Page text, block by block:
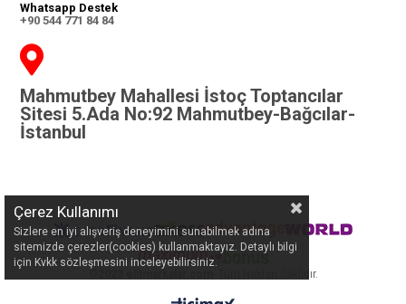
Whatsapp Destek
+90 544 771 84 84
Mahmutbey Mahallesi İstoç Toptancılar
Sitesi 5.Ada No:92 Mahmutbey-Bağcılar-
İstanbul
- Tüm Hakları Saklıdır.
Çerez Kullanımı
Sizlere en iyi alışveriş deneyimini sunabilmek adına
sitemizde çerezler(cookies) kullanmaktayız. Detaylı bilgi
için Kvkk sözleşmesini inceleyebilirsiniz.